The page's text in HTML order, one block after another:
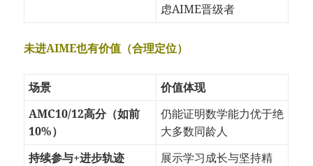
虑AIME晋级者
未进AIME也有价值（合理定位）
场景
价值体现
AMC10/12高分（如前
10%）
仍能证明数学能力优于绝
大多数同龄人
持续参与+进步轨迹
展示学习成长与坚持精